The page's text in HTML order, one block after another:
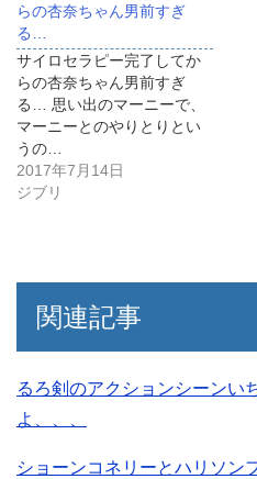
らの杏奈ちゃん男前すぎ
る…
サイロセラピー完了してか
らの杏奈ちゃん男前すぎ
る… 思い出のマーニーで、
マーニーとのやりとりとい
うの…
2017年7月14日
ジブリ
関連記事
るろ剣のアクションシーンい
よ、、、
ショーンコネリーとハリソン